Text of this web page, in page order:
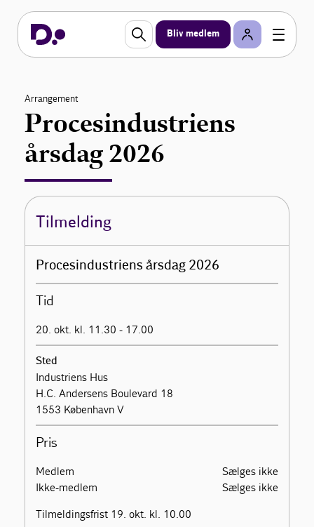
Bliv medlem
Arrangement
Procesindustriens
årsdag 2026
Tilmelding
Procesindustriens årsdag 2026
Tid
20. okt. kl. 11.30 - 17.00
Sted
Industriens Hus
H.C. Andersens Boulevard 18
1553 København V
Pris
Medlem
Sælges ikke
Ikke-medlem
Sælges ikke
Tilmeldingsfrist 19. okt. kl. 10.00